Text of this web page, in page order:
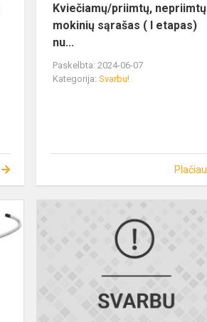
Kviečiamų/priimtų, nepriimtų
mokinių sąrašas ( I etapas)
nu...
Paskelbta: 2024-06-07
Kategorija:Svarbu!
Plačiau